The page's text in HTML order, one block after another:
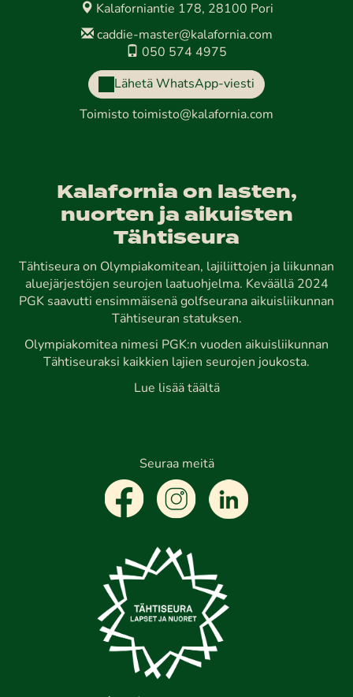
Kalaforniantie 178, 28100 Pori
caddie-master@kalafornia.com
050 574 4975
Lähetä WhatsApp-viesti
Toimisto toimisto@kalafornia.com
Kalafornia on lasten,
nuorten ja aikuisten
Tähtiseura
Tähtiseura on Olympiakomitean, lajiliittojen ja liikunnan
aluejärjestöjen seurojen laatuohjelma. Keväällä 2024
PGK saavutti ensimmäisenä golfseurana aikuisliikunnan
Tähtiseuran statuksen.
Olympiakomitea nimesi PGK:n vuoden aikuisliikunnan
Tähtiseuraksi kaikkien lajien seurojen joukosta.
Lue lisää täältä
Seuraa meitä